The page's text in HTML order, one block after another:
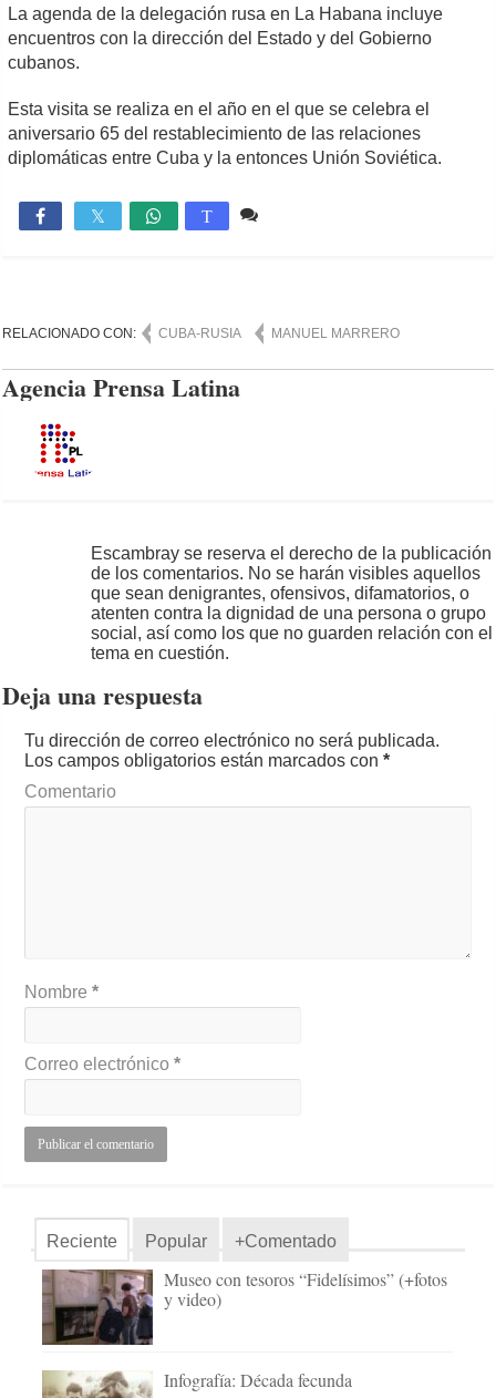
La agenda de la delegación rusa en La Habana incluye
encuentros con la dirección del Estado y del Gobierno
cubanos.
Esta visita se realiza en el año en el que se celebra el
aniversario 65 del restablecimiento de las relaciones
diplomáticas entre Cuba y la entonces Unión Soviética.
 T
RELACIONADO CON: CUBA-RUSIA MANUEL MARRERO
Agencia Prensa Latina
Escambray se reserva el derecho de la publicación
de los comentarios. No se harán visibles aquellos
que sean denigrantes, ofensivos, difamatorios, o
atenten contra la dignidad de una persona o grupo
social, así como los que no guarden relación con el
tema en cuestión.
Deja una respuesta
Tu dirección de correo electrónico no será publicada.
Los campos obligatorios están marcados con*
Comentario
Nombre*
Correo electrónico*
Reciente Popular +Comentado
Museo con tesoros “Fidelísimos” (+fotos
y video)
Infografía: Década fecunda